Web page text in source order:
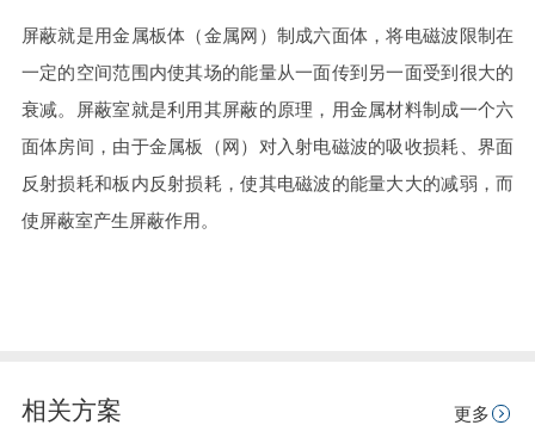
屏蔽就是用金属板体（金属网）制成六面体，将电磁波限制在
一定的空间范围内使其场的能量从一面传到另一面受到很大的
衰减。屏蔽室就是利用其屏蔽的原理，用金属材料制成一个六
面体房间，由于金属板（网）对入射电磁波的吸收损耗、界面
反射损耗和板内反射损耗，使其电磁波的能量大大的减弱，而
使屏蔽室产生屏蔽作用。
相关方案 更多